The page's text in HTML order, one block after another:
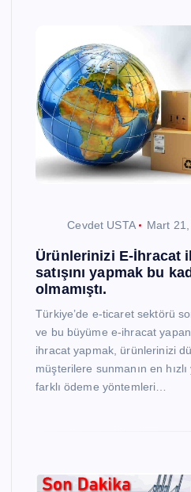
Cevdet USTA Mart
Ürünlerinizi E-İhracat
satışını yapmak bu
olmamıştı.
Türkiye’de e-ticaret sektörü
ve bu büyüme e-ihracat
ihracat yapmak, ürünlerinizi
müşterilere sunmanın en
farklı ödeme yöntemleri…